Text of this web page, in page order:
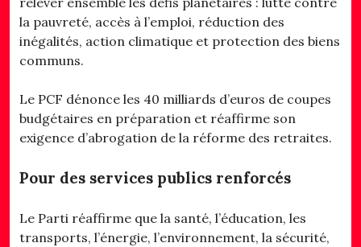
la pauvreté, accès à l’emploi, réduction des
inégalités, action climatique et protection des biens
communs.
Le PCF dénonce les 40 milliards d’euros de coupes
budgétaires en préparation et réaffirme son
exigence d’abrogation de la réforme des retraites.
Pour des services publics renforcés
Le Parti réaffirme que la santé, l’éducation, les
transports, l’énergie, l’environnement, la sécurité,